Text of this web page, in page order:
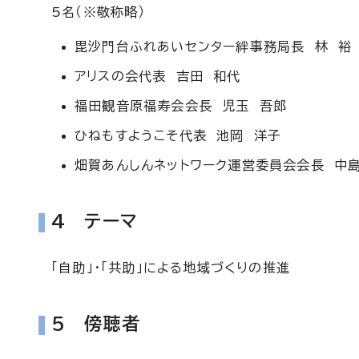
5名（※敬称略）
毘沙門台ふれあいセンター絆事務局長 林 裕
アリスの会代表 吉田 和代
福田観音原福寿会会長 児玉 吾郎
ひねもすようこそ代表 池岡 洋子
畑賀あんしんネットワーク運営委員会会長 中
4 テーマ
「自助」・「共助」による地域づくりの推進
5 傍聴者